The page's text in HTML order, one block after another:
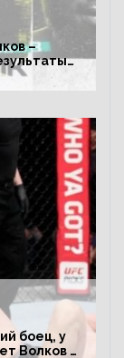
–
боец, у
Волков –